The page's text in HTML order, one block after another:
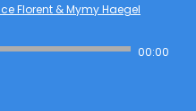
Florent & Mymy Haegel
00:00